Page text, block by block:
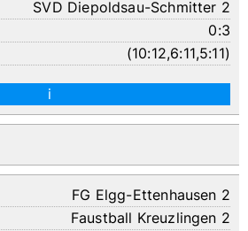
SVD Diepoldsau-Schmitter 2
0:3
(10:12,6:11,5:11)
i
FG Elgg-Ettenhausen 2
Faustball Kreuzlingen 2